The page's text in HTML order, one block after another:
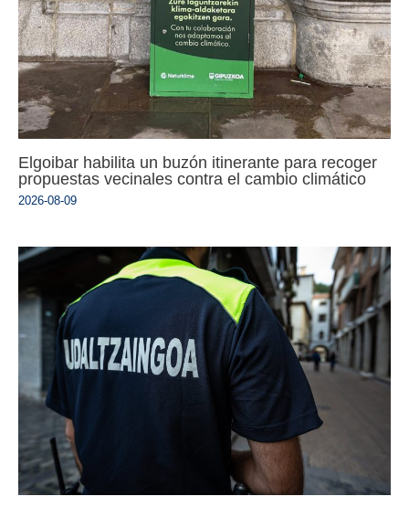
Elgoibar habilita un buzón itinerante para recoger
propuestas vecinales contra el cambio climático
2026-08-09